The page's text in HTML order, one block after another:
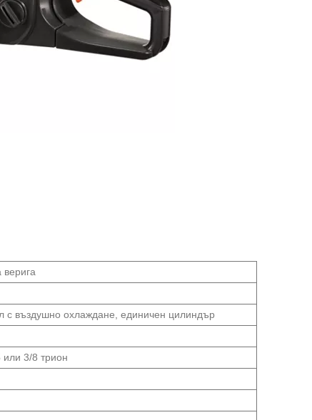
с въздушно охлаждане, единичен цилиндър
3/8 трион